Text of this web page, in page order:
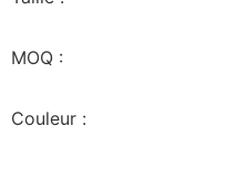
MOQ :
Couleur :